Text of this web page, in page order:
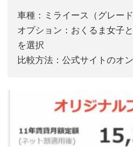
車種：ミライース（グレード
オプション：おくるま女子
を選択
比較方法：公式サイトのオ